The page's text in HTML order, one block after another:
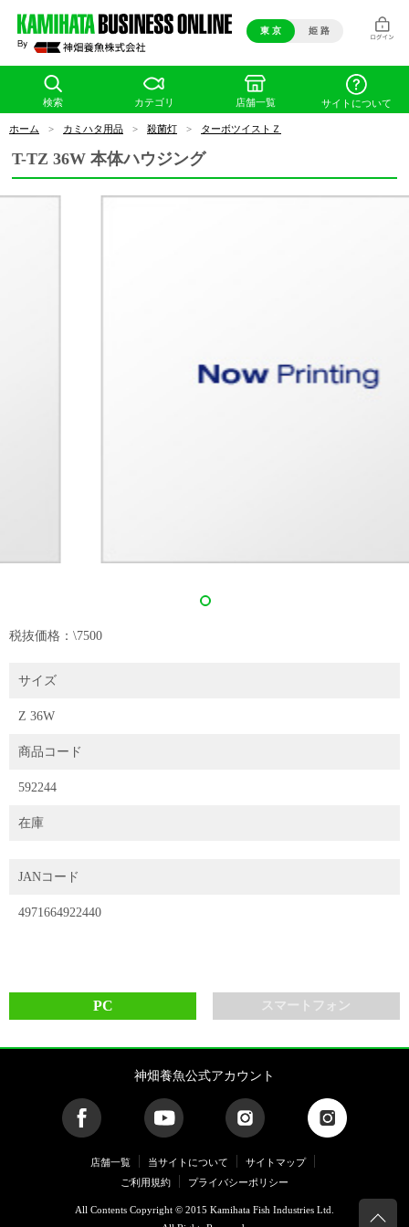
東 京 姫 路
検索 カテゴリ 店舗一覧 サイトについて
ホーム > カミハタ用品 > 殺菌灯 > ターボツイストＺ
T-TZ 36W 本体ハウジング
税抜価格：\7500
サイズ
Z 36W
商品コード
592244
在庫
JANコード
4971664922440
スマートフォン
PC
神畑養魚公式アカウント
店舗一覧 当サイトについて
サイトマップ
ご利用規約
プライバシーポリシー
All Contents Copyright © 2015 Kamihata Fish Industries Ltd.